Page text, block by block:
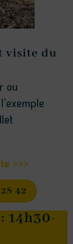
visite du
ou
>>>
42
14h30-